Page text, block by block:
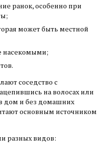
ранок, особенно при
может быть местной
насекомыми;
соседство с
на волосах или
дом и без домашних
основным источником
разных видов: